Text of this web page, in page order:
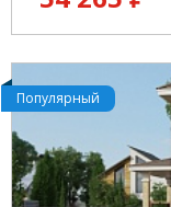
Популярный